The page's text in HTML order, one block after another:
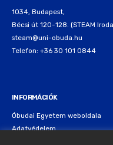
1034, Budapest,
Bécsi út 120-128. (STEAM
steam@uni-obuda.hu
Telefon: +36 30 101 0844
INFORMÁCIÓK
Óbudai Egyetem weboldala
Adatvédelem